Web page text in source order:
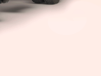
automática de 9
Ofrece sistema
Ride Control para